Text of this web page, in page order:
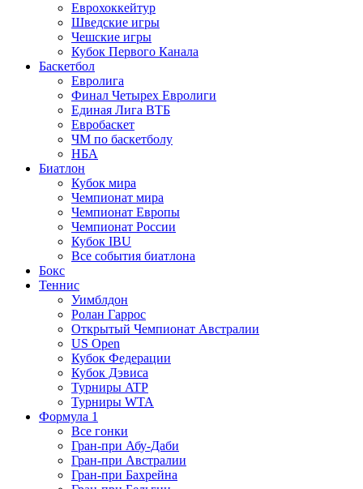
Еврохоккейтур
Шведские игры
Чешские игры
Кубок Первого Канала
Баскетбол
Евролига
Финал Четырех Евролиги
Единая Лига ВТБ
Евробаскет
ЧМ по баскетболу
НБА
Биатлон
Кубок мира
Чемпионат мира
Чемпионат Европы
Чемпионат России
Кубок IBU
Все события биатлона
Бокс
Теннис
Уимблдон
Ролан Гаррос
Открытый Чемпионат Австралии
US Open
Кубок Федерации
Кубок Дэвиса
Турниры ATP
Турниры WTA
Формула 1
Все гонки
Гран-при Абу-Даби
Гран-при Австралии
Гран-при Бахрейна